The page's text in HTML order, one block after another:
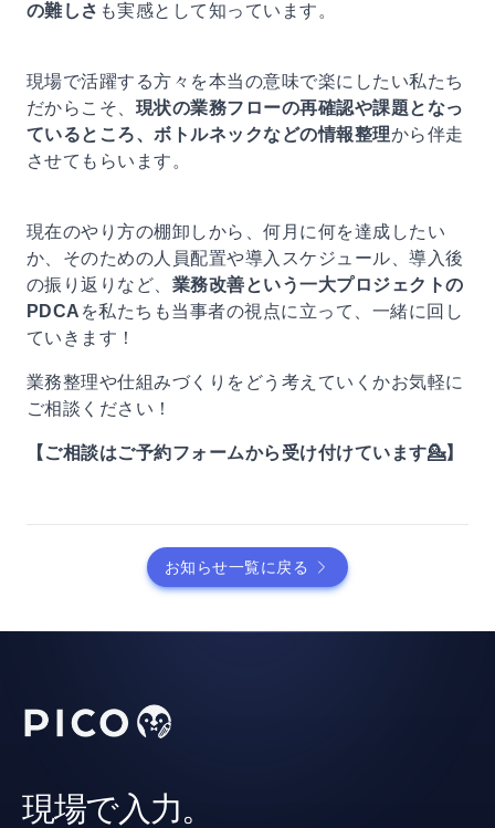
の難しさ も実感として知っています。
現場で活躍する方々を本当の意味で楽にしたい私たち
だからこそ、 現状の業務フローの再確認や課題となっ
ているところ、ボトルネックなどの情報整理から伴走
させてもらいます。
現在のやり方の棚卸しから、何月に何を達成したい
か、そのための人員配置や導入スケジュール、導入後
の振り返りなど、 業務改善という一大プロジェクトの
PDCA を私たちも当事者の視点に立って、一緒に回し
ていきます！
業務整理や仕組みづくりをどう考えていくかお気軽に
ご相談ください！
【ご相談はご予約フォームから受け付けています💁】
お知らせ一覧に戻る
現場で入力。